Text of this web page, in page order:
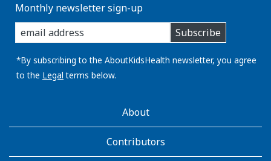
Monthly newsletter sign-up
enter
you
email
address:
Subscribe
*By subscribing to the AboutKidsHealth newsletter, you agree
to the Legal terms below.
AboutKidsHealthAbout
Contributors